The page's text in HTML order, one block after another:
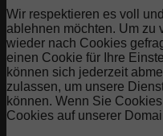
Wir respektieren es voll
ablehnen möchten. Um zu
wieder nach Cookies
einen Cookie für Ihre
können sich jederzeit
zulassen, um unsere
können. Wenn Sie
Cookies auf unserer